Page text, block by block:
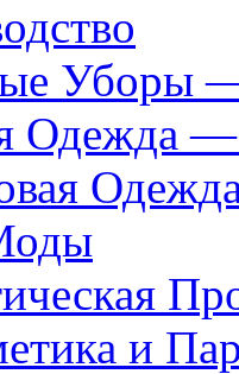
Уборы
Одежда
и